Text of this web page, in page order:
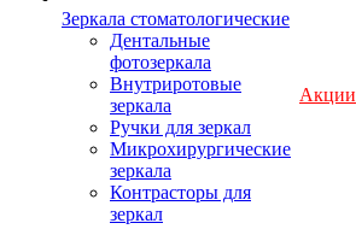
Зеркала стоматологические
Дентальные
фотозеркала
Внутриротовые
зеркала
Ручки для зеркал
Микрохирургические
зеркала
Контрасторы для
зеркал
Акции